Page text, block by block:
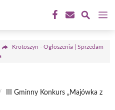
Krotoszyn - Ogłoszenia | Sprzedam
III Gminny Konkurs „Majówka z